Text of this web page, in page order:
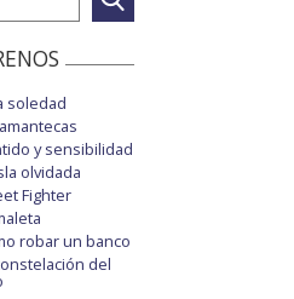
soledad
y sensibilidad
olvidada
Fighter
robar un banco
del